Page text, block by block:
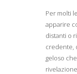
Per molti
apparire
distanti o
credente,
geloso
rivelazione